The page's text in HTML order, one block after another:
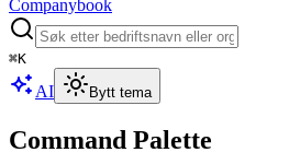
Companybook
⌘K
AI Bytt tema
Command Palette